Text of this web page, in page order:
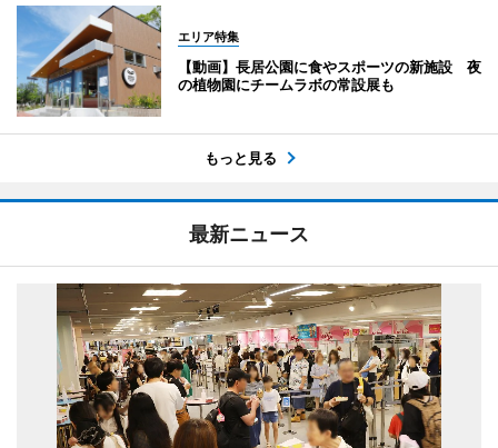
エリア特集
【動画】長居公園に食やスポーツの新施設 夜
の植物園にチームラボの常設展も
もっと見る
最新ニュース